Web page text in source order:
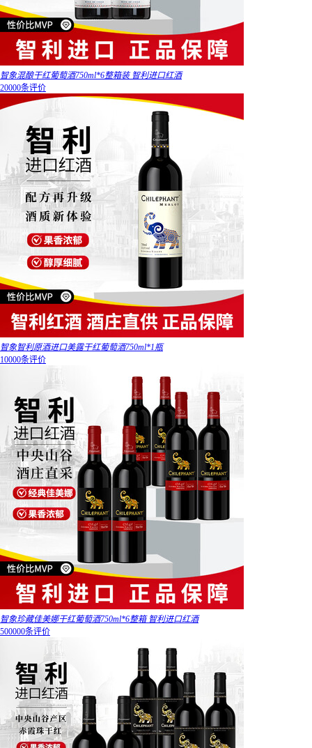
智象混酿干红葡萄酒750ml*6整箱装 智利进口红酒
20000条评价
智象智利原酒进口美露干红葡萄酒750ml*1瓶
10000条评价
智象珍藏佳美娜干红葡萄酒750ml*6整箱 智利进口红酒
500000条评价